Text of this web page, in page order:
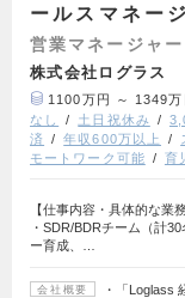
ールスマネー
営業マネージャ
株式会社ログラス
1100万円 ～ 1349万
なし
土日祝休み
済
年収600万以上
モートワーク可能
育
【仕事内容・具体的な業
・SDR/BDRチーム（計
ー育成、…
会社概要
・「Loglass